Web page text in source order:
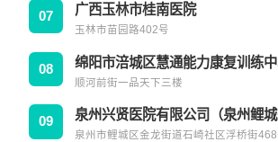
07 广西玉林市桂南医院
玉林市苗园路402号
08 绵阳市涪城区慧通能力康复训练
顺河前街一品天下三楼
09 泉州兴贤医院有限公司（泉州鲤城
泉州市鲤城区金龙街道石崎社区浮桥街468